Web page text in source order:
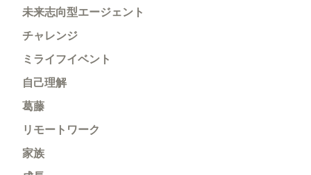
未来志向型エージェント
チャレンジ
ミライフイベント
自己理解
葛藤
リモートワーク
家族